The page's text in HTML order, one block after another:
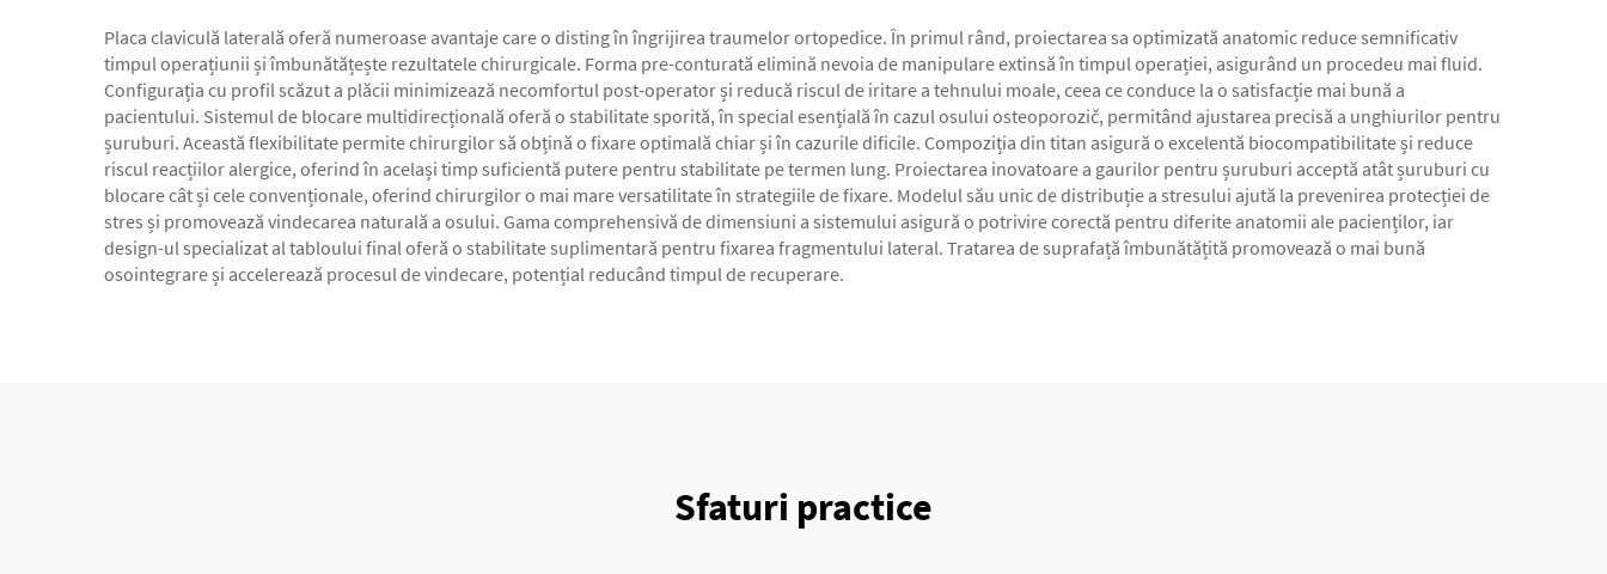
Placa claviculă laterală oferă numeroase avantaje care o disting în îngrijirea traumelor ortopedice. În primul rând, proiectarea sa optimizată anatomic reduce semnificativ
timpul operațiunii și îmbunătățește rezultatele chirurgicale. Forma pre-conturată elimină nevoia de manipulare extinsă în timpul operației, asigurând un procedeu mai fluid.
Configurația cu profil scăzut a plăcii minimizează necomfortul post-operator și reducă riscul de iritare a tehnului moale, ceea ce conduce la o satisfacție mai bună a
pacientului. Sistemul de blocare multidirecțională oferă o stabilitate sporită, în special esențială în cazul osului osteoporozič, permitând ajustarea precisă a unghiurilor pentru
șuruburi. Această flexibilitate permite chirurgilor să obțină o fixare optimală chiar și în cazurile dificile. Compoziția din titan asigură o excelentă biocompatibilitate și reduce
riscul reacțiilor alergice, oferind în același timp suficientă putere pentru stabilitate pe termen lung. Proiectarea inovatoare a gaurilor pentru șuruburi acceptă atât șuruburi cu
blocare cât și cele convenționale, oferind chirurgilor o mai mare versatilitate în strategiile de fixare. Modelul său unic de distribuție a stresului ajută la prevenirea protecției de
stres și promovează vindecarea naturală a osului. Gama comprehensivă de dimensiuni a sistemului asigură o potrivire corectă pentru diferite anatomii ale pacienților, iar
design-ul specializat al tabloului final oferă o stabilitate suplimentară pentru fixarea fragmentului lateral. Tratarea de suprafață îmbunătățită promovează o mai bună
osointegrare și accelerează procesul de vindecare, potențial reducând timpul de recuperare.
Sfaturi practice